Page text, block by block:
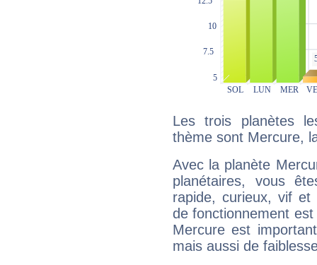
Les trois planètes
thème sont Mercure,
Avec la planète
planétaires, vous
rapide, curieux, vif et
de fonctionnement
Mercure est
mais aussi de